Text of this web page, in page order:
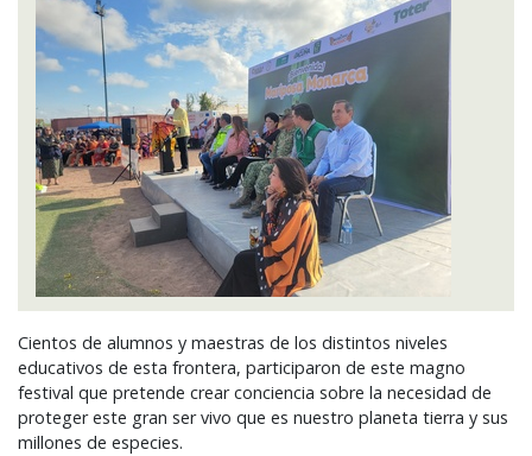
Cientos de alumnos y maestras de los distintos niveles
educativos de esta frontera, participaron de este magno
festival que pretende crear conciencia sobre la necesidad de
proteger este gran ser vivo que es nuestro planeta tierra y sus
millones de especies.